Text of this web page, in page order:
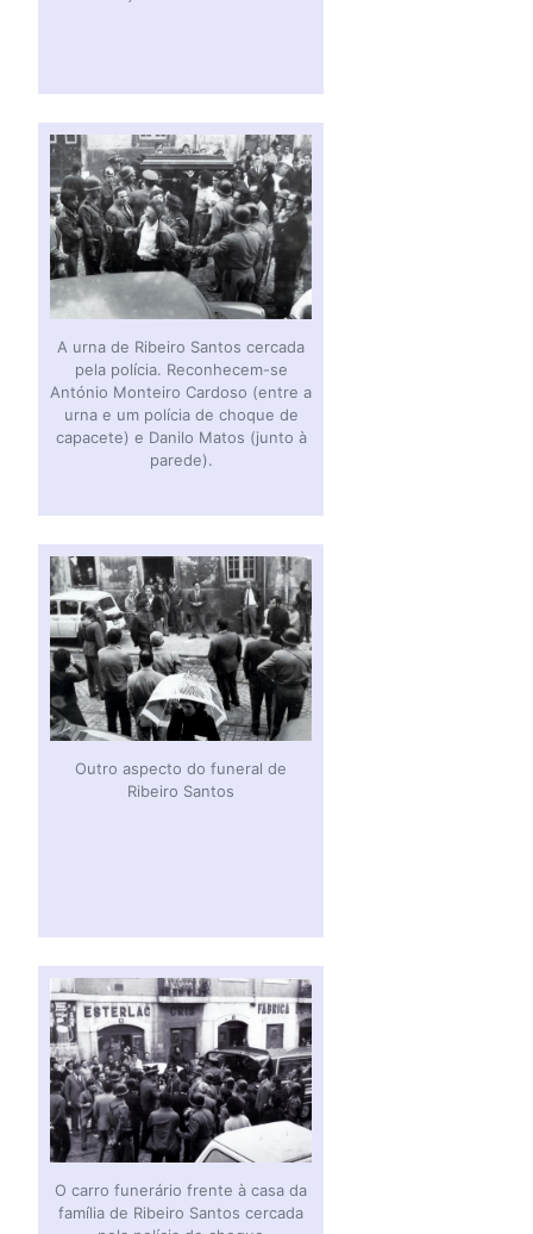
A urna de Ribeiro Santos cercada
pela polícia. Reconhecem-se
António Monteiro Cardoso (entre a
urna e um polícia de choque de
capacete) e Danilo Matos (junto à
parede).
Outro aspecto do funeral de
Ribeiro Santos
O carro funerário frente à casa da
família de Ribeiro Santos cercada